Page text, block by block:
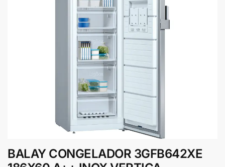
BALAY CONGELADOR 3GFB642XE